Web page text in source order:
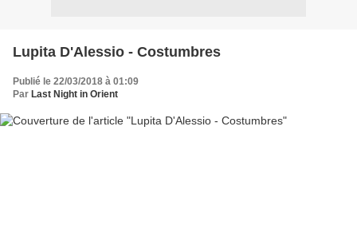
Lupita D'Alessio - Costumbres
Publié le 22/03/2018 à 01:09
Par Last Night in Orient